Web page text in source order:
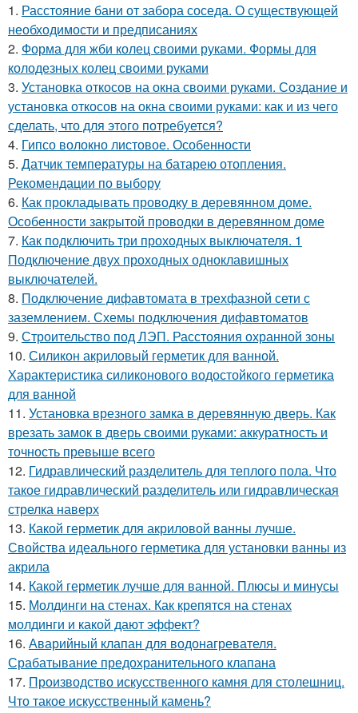
1. Расстояние бани от забора соседа. О существующей
необходимости и предписаниях
2. Форма для жби колец своими руками. Формы для
колодезных колец своими руками
3. Установка откосов на окна своими руками. Создание и
установка откосов на окна своими руками: как и из чего
сделать, что для этого потребуется?
4. Гипсо волокно листовое. Особенности
5. Датчик температуры на батарею отопления.
Рекомендации по выбору
6. Как прокладывать проводку в деревянном доме.
Особенности закрытой проводки в деревянном доме
7. Как подключить три проходных выключателя. 1
Подключение двух проходных одноклавишных
выключателей.
8. Подключение дифавтомата в трехфазной сети с
заземлением. Схемы подключения дифавтоматов
9. Строительство под ЛЭП. Расстояния охранной зоны
10. Силикон акриловый герметик для ванной.
Характеристика силиконового водостойкого герметика
для ванной
11. Установка врезного замка в деревянную дверь. Как
врезать замок в дверь своими руками: аккуратность и
точность превыше всего
12. Гидравлический разделитель для теплого пола. Что
такое гидравлический разделитель или гидравлическая
стрелка наверх
13. Какой герметик для акриловой ванны лучше.
Свойства идеального герметика для установки ванны из
акрила
14. Какой герметик лучше для ванной. Плюсы и минусы
15. Молдинги на стенах. Как крепятся на стенах
молдинги и какой дают эффект?
16. Аварийный клапан для водонагревателя.
Срабатывание предохранительного клапана
17. Производство искусственного камня для столешниц.
Что такое искусственный камень?